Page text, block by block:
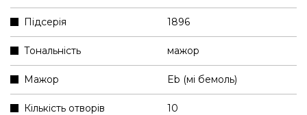
Підсерія 1896
Тональність мажор
Мажор Eb (мі бемоль)
Кількість отворів 10